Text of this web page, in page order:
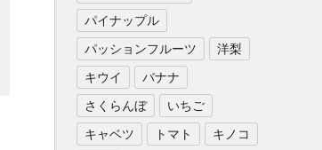
パイナップル
パッションフルーツ
洋梨
キウイ
バナナ
さくらんぼ
いちご
キャベツ
トマト
キノコ